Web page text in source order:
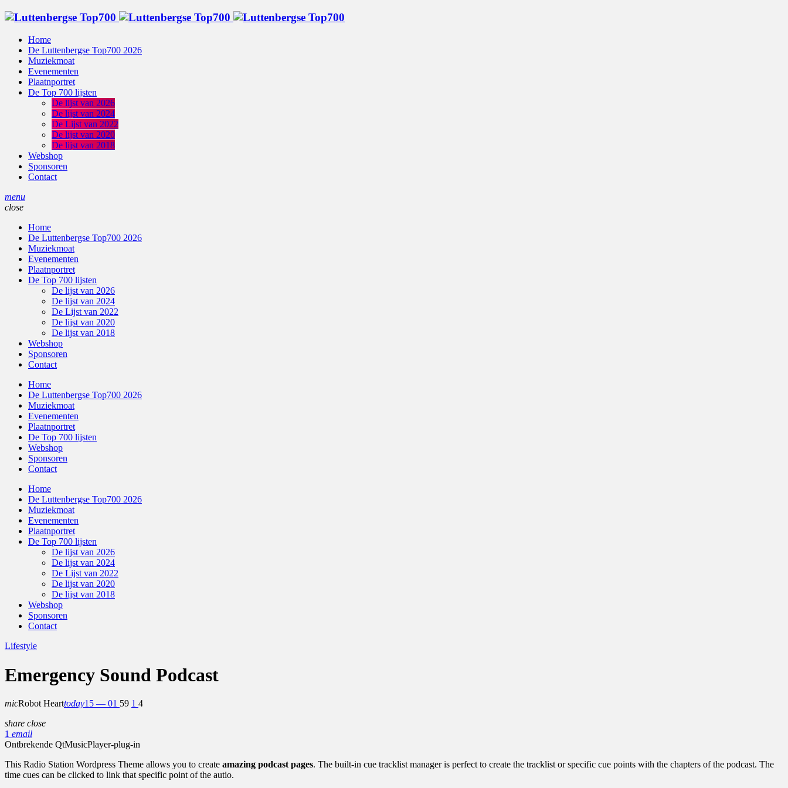
Home
De Luttenbergse Top700 2026
Muziekmoat
Evenementen
Plaatnportret
De Top 700 lijsten
De lijst van 2026
De lijst van 2024
De Lijst van 2022
De lijst van 2020
De lijst van 2018
Webshop
Sponsoren
Contact
menu
close
Home
De Luttenbergse Top700 2026
Muziekmoat
Evenementen
Plaatnportret
De Top 700 lijsten
De lijst van 2026
De lijst van 2024
De Lijst van 2022
De lijst van 2020
De lijst van 2018
Webshop
Sponsoren
Contact
Home
De Luttenbergse Top700 2026
Muziekmoat
Evenementen
Plaatnportret
De Top 700 lijsten
Webshop
Sponsoren
Contact
Home
De Luttenbergse Top700 2026
Muziekmoat
Evenementen
Plaatnportret
De Top 700 lijsten
De lijst van 2026
De lijst van 2024
De Lijst van 2022
De lijst van 2020
De lijst van 2018
Webshop
Sponsoren
Contact
Lifestyle
Emergency Sound Podcast
micRobot Hearttoday15 — 01 59 1 4
share close
1 email
Ontbrekende QtMusicPlayer-plug-in
This Radio Station Wordpress Theme allows you to create amazing podcast pages. The built-in cue tracklist manager is perfect to create the tracklist or specific cue points with the chapters of the podcast. The
time cues can be clicked to link that specific point of the autio.